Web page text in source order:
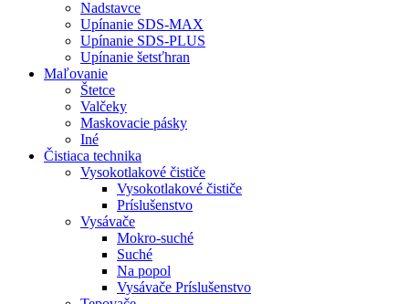
Nadstavce
Upínanie SDS-MAX
Upínanie SDS-PLUS
Upínanie šetsťhran
Maľovanie
Štetce
Valčeky
Maskovacie pásky
Iné
Čistiaca technika
Vysokotlakové čističe
Vysokotlakové čističe
Príslušenstvo
Vysávače
Mokro-suché
Suché
Na popol
Vysávače Príslušenstvo